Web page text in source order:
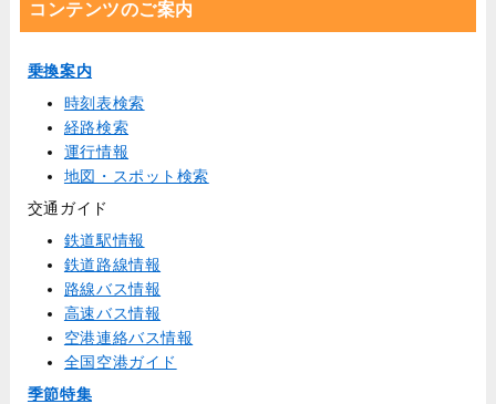
コンテンツのご案内
乗換案内
時刻表検索
経路検索
運行情報
地図・スポット検索
交通ガイド
鉄道駅情報
鉄道路線情報
路線バス情報
高速バス情報
空港連絡バス情報
全国空港ガイド
季節特集